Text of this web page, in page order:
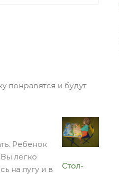
понравятся и будут
Ребенок
легко
на лугу и в
Стол-